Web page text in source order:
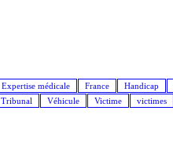
Expertise médicale France Handicap
Tribunal Véhicule Victime victimes